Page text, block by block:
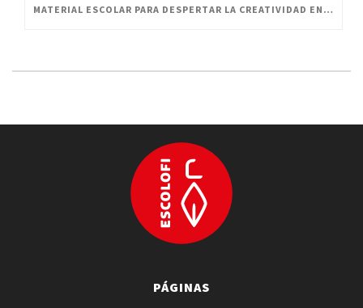
MATERIAL ESCOLAR PARA DESPERTAR LA CREATIVIDAD EN PEQUEÑOS ARTISTAS
PÁGINAS